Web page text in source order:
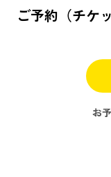
ご予約（チケ
お